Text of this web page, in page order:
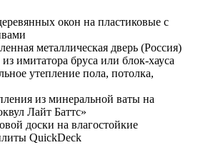
окон на пластиковые с
металлическая дверь (Россия)
имитатора бруса или блок-хауса
утепление пола, потолка,
из минеральной ваты на
Лайт Баттс»
доски на влагостойкие
QuickDeck